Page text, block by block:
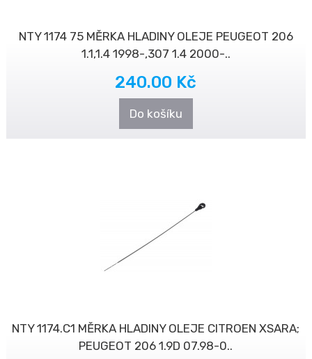
NTY 1174 75 MĚRKA HLADINY OLEJE PEUGEOT 206
1.1,1.4 1998-,307 1.4 2000-..
240.00 Kč
Do košíku
NTY 1174.C1 MĚRKA HLADINY OLEJE CITROEN XSARA;
PEUGEOT 206 1.9D 07.98-0..